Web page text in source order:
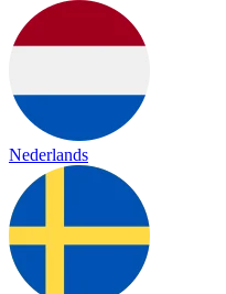
Nederlands